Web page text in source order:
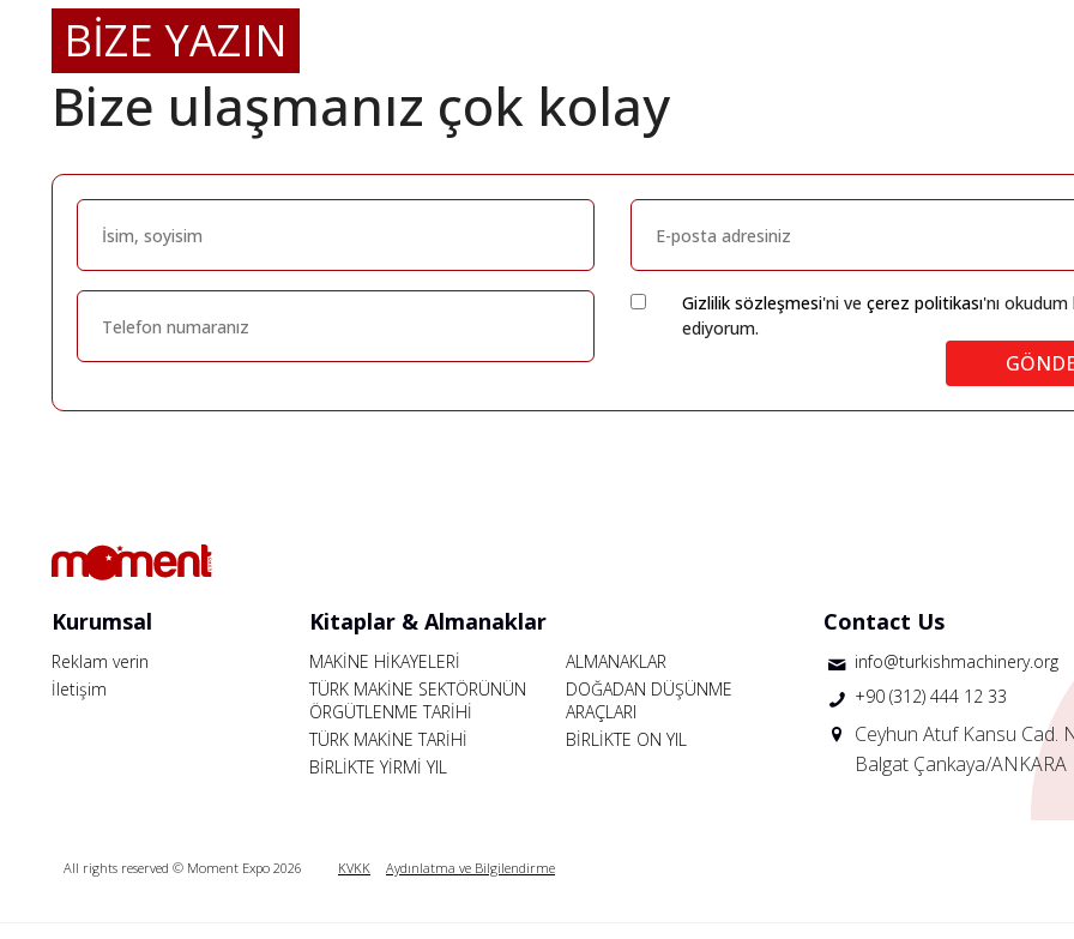
BİZE YAZIN
Bize ulaşmanız çok kolay
Gizlilik sözleşmesi'ni ve çerez politikası'nı okudum
ediyorum.
Kurumsal
Reklam verin
İletişim
Kitaplar & Almanaklar
MAKİNE HİKAYELERİ
ALMANAKLAR
TÜRK MAKİNE SEKTÖRÜNÜN
ÖRGÜTLENME TARİHİ
DOĞADAN DÜŞÜNME
ARAÇLARI
TÜRK MAKİNE TARİHİ
BİRLİKTE ON YIL
BİRLİKTE YİRMİ YIL
Contact Us
info@turkishmachinery.org
+90 (312) 444 12 33
Ceyhun Atuf Kansu Cad.
Balgat Çankaya/ANKARA
All rights reserved © Moment Expo 2026 KVKK Aydınlatma ve Bilgilendirme